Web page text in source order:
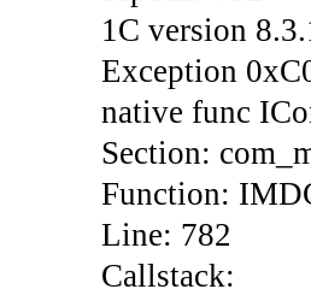
1C version
Exception
native func
Section:
Function:
Line: 782
Callstack: